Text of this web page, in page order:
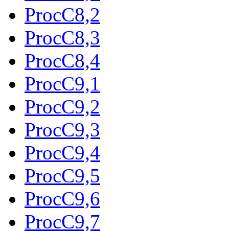
ProcC8,2
ProcC8,3
ProcC8,4
ProcC9,1
ProcC9,2
ProcC9,3
ProcC9,4
ProcC9,5
ProcC9,6
ProcC9,7